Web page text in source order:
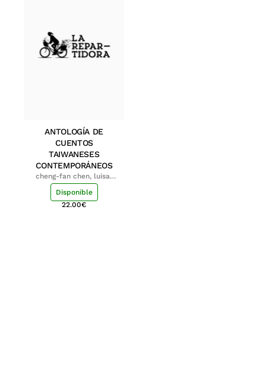
ANTOLOGÍA DE
CUENTOS
TAIWANESES
CONTEMPORÁNEOS
cheng-fan chen, luisa;
shu-ying chang, luisa
Disponible
22.00€